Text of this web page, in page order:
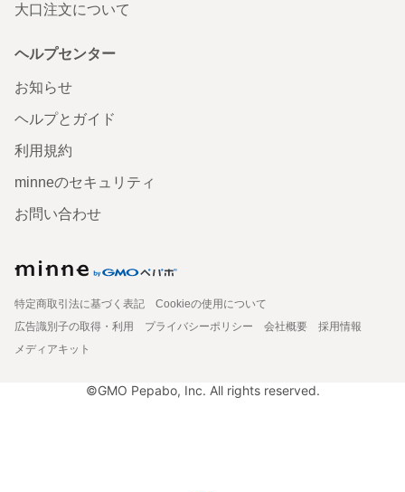
大口注文について
ヘルプセンター
お知らせ
ヘルプとガイド
利用規約
minneのセキュリティ
お問い合わせ
特定商取引法に基づく表記
Cookieの使用について
広告識別子の取得・利用
プライバシーポリシー 会社概要
採用情報
メディアキット
©GMO Pepabo, Inc. All rights reserved.